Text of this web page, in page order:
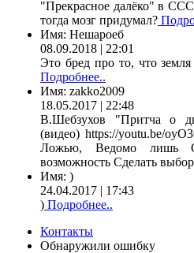
"Прекрасное далёко" в
тогда мозг придумал?
Имя: Нешароеб
08.09.2018 | 22:01
Это бред про то, что
Подробнее..
Имя: zakko2009
18.05.2017 | 22:48
В.Шебзухов "Притча о
(видео) https://youtu.be/
Ложью, Ведомо лишь
возможность Сделать
Имя: )
24.04.2017 | 17:43
) Подробнее..
Контакты
Обнаружили ошибку